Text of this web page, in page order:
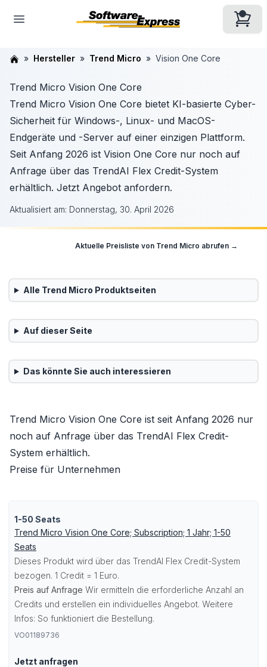
Hersteller Trend Micro Vision One Core
Trend Micro Vision One Core
Trend Micro Vision One Core bietet KI-basierte Cyber-
Sicherheit für Windows-, Linux- und MacOS-
Endgeräte und -Server auf einer einzigen Plattform.
Seit Anfang 2026 ist Vision One Core nur noch auf
Anfrage über das TrendAI Flex Credit-System
erhältlich. Jetzt Angebot anfordern.
Aktualisiert am: Donnerstag, 30. April 2026
Aktuelle Preisliste von Trend Micro abrufen →
Alle Trend Micro Produktseiten
Auf dieser Seite
Das könnte Sie auch interessieren
Trend Micro Vision One Core ist seit Anfang 2026 nur
noch auf Anfrage über das TrendAI Flex Credit-
System erhältlich.
Preise für Unternehmen
1-50 Seats
Trend Micro Vision One Core; Subscription; 1 Jahr; 1-50
Seats
Dieses Produkt wird über das TrendAI Flex Credit-System
bezogen. 1 Credit = 1 Euro.
Preis auf Anfrage Wir ermitteln die erforderliche Anzahl an
Credits und erstellen ein individuelles Angebot. Weitere
Infos: So funktioniert die Bestellung.
VO01189736
Jetzt anfragen